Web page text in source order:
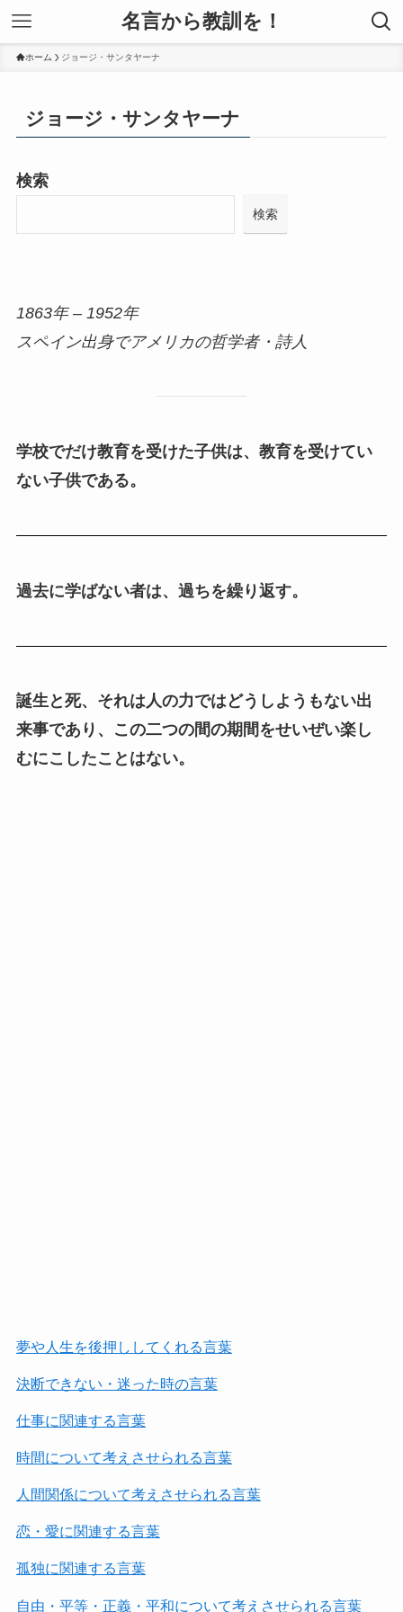
名言から教訓を！
ホーム ジョージ・サンタヤーナ
ジョージ・サンタヤーナ
検索
検索
1863年 – 1952年
スペイン出身でアメリカの哲学者・詩人
学校でだけ教育を受けた子供は、教育を受けてい
ない子供である。
過去に学ばない者は、過ちを繰り返す。
誕生と死、それは人の力ではどうしようもない出
来事であり、この二つの間の期間をせいぜい楽し
むにこしたことはない。
夢や人生を後押ししてくれる言葉
決断できない・迷った時の言葉
仕事に関連する言葉
時間について考えさせられる言葉
人間関係について考えさせられる言葉
恋・愛に関連する言葉
孤独に関連する言葉
自由・平等・正義・平和について考えさせられる言葉